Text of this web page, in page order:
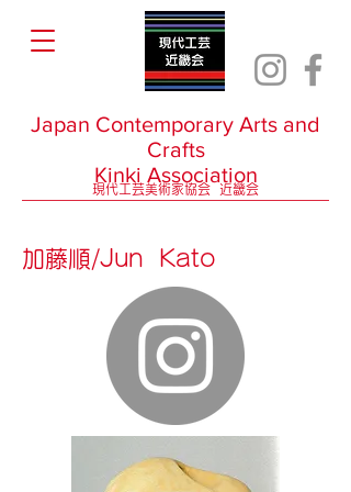
Japan Contemporary Arts and
Crafts
Kinki Association
現代工芸美術家協会 近畿会
​加藤順/Jun Kato